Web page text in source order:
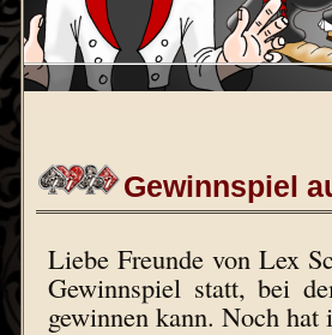
Gewinnspiel
Liebe Freunde von Lex
Gewinnspiel statt, bei
gewinnen kann. Noch